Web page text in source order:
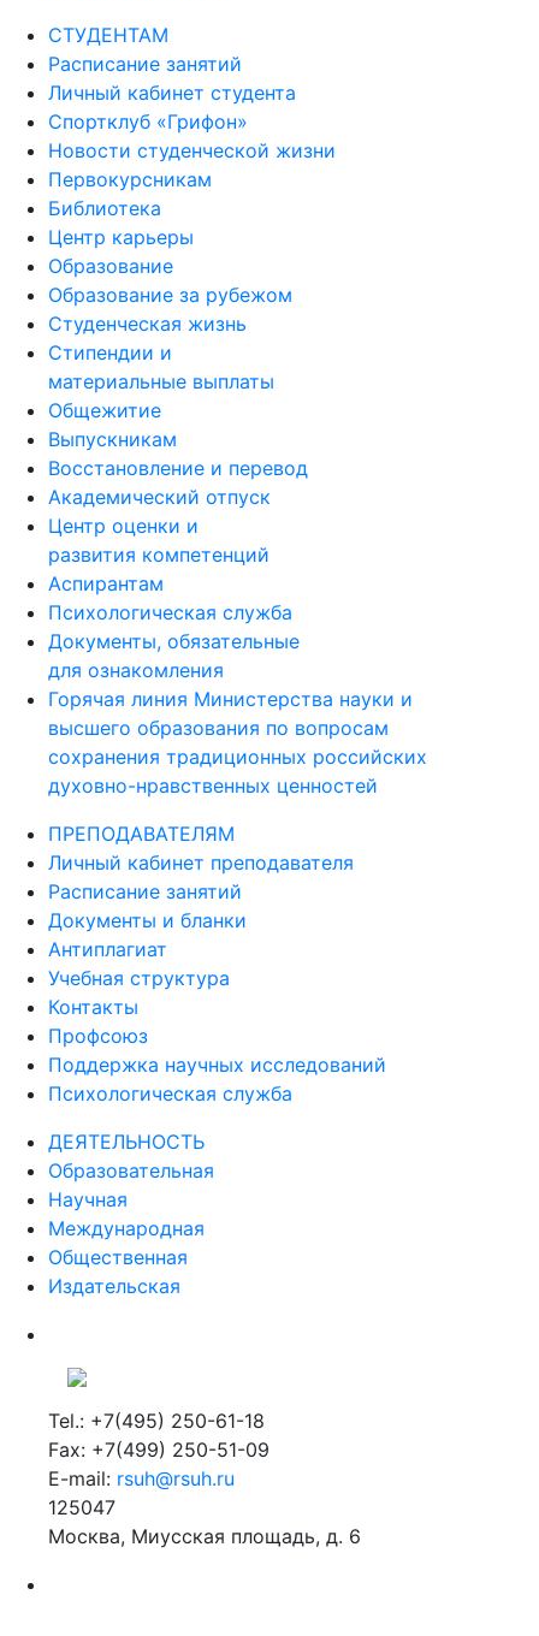
СТУДЕНТАМ
Расписание занятий
Личный кабинет студента
Спортклуб «Грифон»
Новости студенческой жизни
Первокурсникам
Библиотека
Центр карьеры
Образование
Образование за рубежом
Студенческая жизнь
Стипендии и
материальные выплаты
Общежитие
Выпускникам
Восстановление и перевод
Академический отпуск
Центр оценки и
развития компетенций
Аспирантам
Психологическая служба
Документы, обязательные
для ознакомления
Горячая линия Министерства науки и
высшего образования по вопросам
сохранения традиционных российских
духовно-нравственных ценностей
ПРЕПОДАВАТЕЛЯМ
Личный кабинет преподавателя
Расписание занятий
Документы и бланки
Антиплагиат
Учебная структура
Контакты
Профсоюз
Поддержка научных исследований
Психологическая служба
ДЕЯТЕЛЬНОСТЬ
Образовательная
Научная
Международная
Общественная
Издательская
Tel.: +7(495) 250-61-18
Fax: +7(499) 250-51-09
E-mail: rsuh@rsuh.ru
125047
Москва, Миусская площадь, д. 6